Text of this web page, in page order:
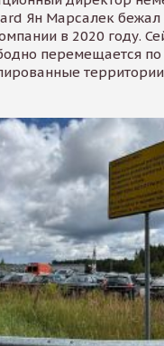
Ян Марсалек бежал
в 2020 году.
перемещается